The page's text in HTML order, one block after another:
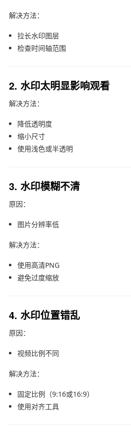
解决方法：
拉长水印图层
检查时间轴范围
2. 水印太明显影响观看
解决方法：
降低透明度
缩小尺寸
使用浅色或半透明
3. 水印模糊不清
原因：
图片分辨率低
解决方法：
使用高清PNG
避免过度缩放
4. 水印位置错乱
原因：
视频比例不同
解决方法：
固定比例（9:16或16:9）
使用对齐工具